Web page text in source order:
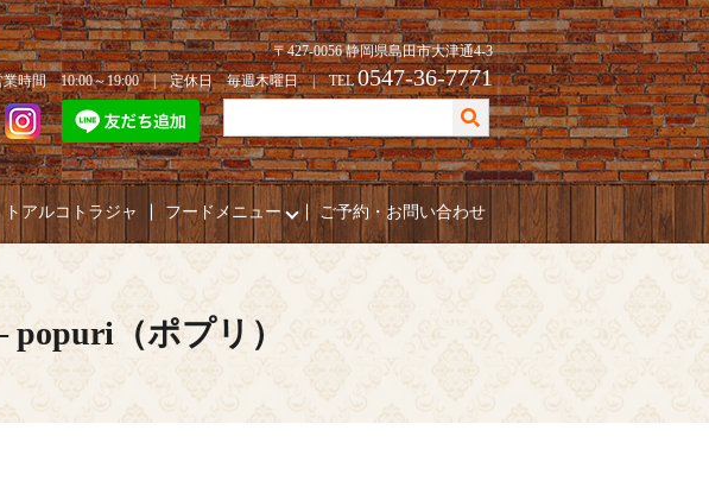
〒427-0056 静岡県島田市大津通4-3
業時間 10:00～19:00 | 定休日 毎週木曜日 | TEL0547-36-7771
トアルコトラジャ フードメニュー ご予約・お問い合わせ
（ポプリ）